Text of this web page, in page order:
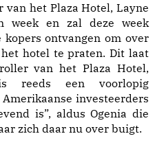
van het Plaza Hotel, Layne
week en zal deze week
kopers ontvangen om over
hotel te praten. Dit laat
van het Plaza Hotel,
reeds een voorlopig
investeerders
is”, aldus Ogenia die
zich daar nu over buigt.